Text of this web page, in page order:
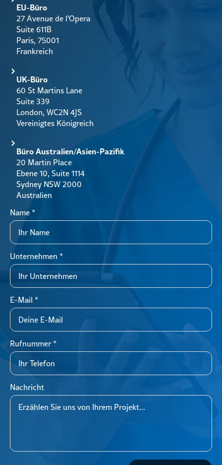
EU-Büro
27 Avenue de l'Opera
Suite 611B
Paris, 75001
Frankreich
UK-Büro
60 St Martins Lane
Suite 339
London, WC2N 4JS
Vereinigtes Königreich
Büro Australien/Asien-Pazifik
20 Martin Place
Ebene 10, Suite 1114
Sydney NSW 2000
Australien
Name*
Unternehmen *
E-Mail *
Rufnummer*
Nachricht